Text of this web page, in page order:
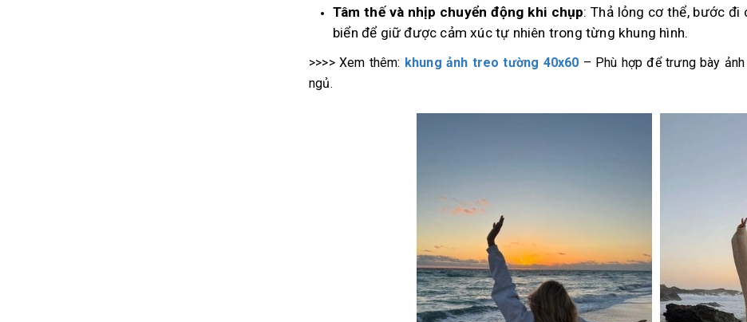
Tâm thế và nhịp chuyển động khi chụp: Thả lỏng cơ thể, bước đi
biển để giữ được cảm xúc tự nhiên trong từng khung hình.
>>>> Xem thêm: khung ảnh treo tường 40x60 – Phù hợp để trưng bày
ngủ.